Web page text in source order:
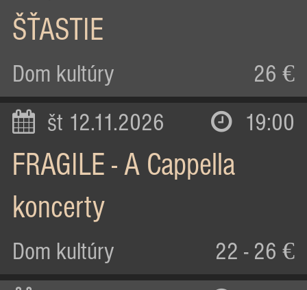
ŠŤASTIE
Dom kultúry 26 €
št 12.11.2026 19:00
FRAGILE - A Cappella
koncerty
Dom kultúry 22 - 26 €